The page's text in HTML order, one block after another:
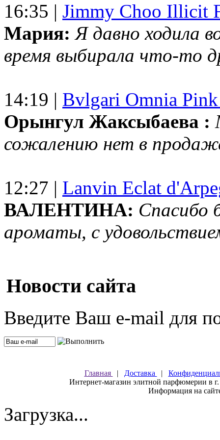
16:35 | Jimmy Choo Illicit
Мария: Я давно ходила
время выбирала что-то
14:19 | Bvlgari Omnia
Орынгул Жаксыбаева :
сожалению нет в
12:27 | Lanvin Eclat
ВАЛЕНТИНА: Спасибо
ароматы, с
Новости сайта
Введите Ваш e-mail для
Главная | Доставка |
Интернет-магазин элитной парфюмерии в
Информация на
Загрузка...